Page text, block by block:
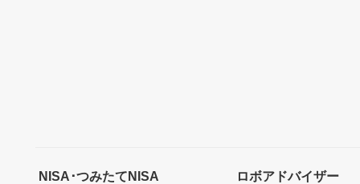
NISA･つみたてNISA ロボアドバイザー